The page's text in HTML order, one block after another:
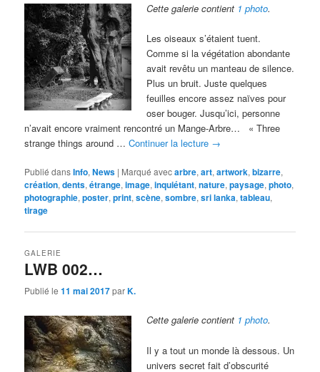
Cette galerie contient 1 photo.
Les oiseaux s’étaient tuent.
Comme si la végétation abondante
avait revêtu un manteau de silence.
Plus un bruit. Juste quelques
feuilles encore assez naïves pour
oser bouger. Jusqu’ici, personne
n’avait encore vraiment rencontré un Mange-Arbre… « Three
strange things around …Continuer la lecture →
Publié dansInfo,News | Marqué avecarbre,art,artwork,bizarre,
création,dents,étrange,image,inquiétant,nature,paysage,photo,
photographie,poster,print,scène,sombre,sri lanka,tableau,
tirage
LWB 002…
GALERIE
Publié le11 mai 2017parK.
Cette galerie contient 1 photo.
Il y a tout un monde là dessous. Un
univers secret fait d’obscurité